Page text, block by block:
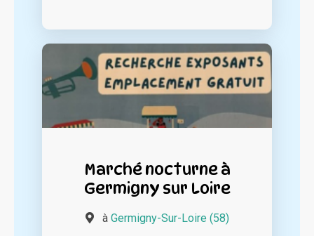
Marché nocturne à
Germigny sur Loire
à Germigny-Sur-Loire (58)